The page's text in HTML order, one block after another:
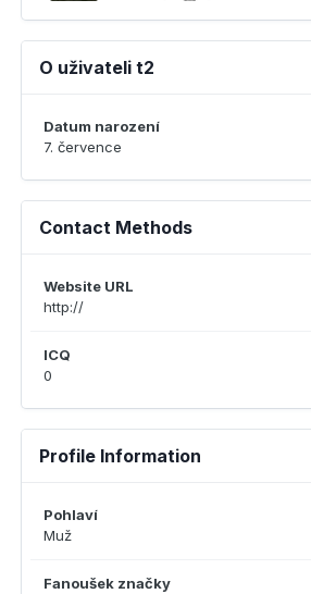
O uživateli t2
Datum narození
7. července
Contact Methods
Website URL
http://
ICQ
0
Profile Information
Pohlaví
Muž
Fanoušek značky